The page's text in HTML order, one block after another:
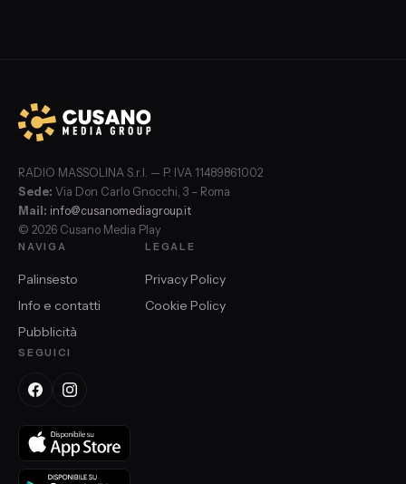
RADIO MASSOLINA S.r.l. — P. IVA 11489861002
Sede: Via Don Carlo Gnocchi, 3 – Roma
Mail: info@cusanomediagroup.it
© 2026 Cusano Media Play
NAVIGA
Palinsesto
Info e contatti
Pubblicità
LEGALE
Privacy Policy
Cookie Policy
SEGUICI